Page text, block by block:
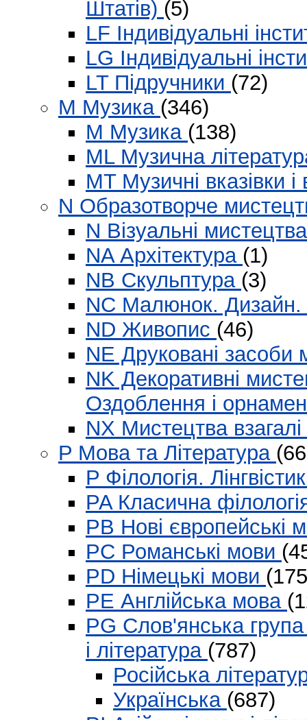
Штатів) (5)
LF Індивідуальні
LG Індивідуальні
LT Підручники (72)
M Музика (346)
M Музика (138)
ML Музична
MT Музичні вказівки
N Образотворче
N Візуальні
NA Архітектура (1)
NB Скульптура (3)
NC Малюнок. Дизайн.
ND Живопис (46)
NE Друковані засоби
NK Декоративні
Оздоблення і
NX Мистецтва взагалі
P Мова та Література
P Філологія.
PA Класична
PB Нові європейські
PC Романські мови
PD Німецькі мови
PE Англійська мова
PG Слов'янська
і література (787)
Російська
Українська (687)